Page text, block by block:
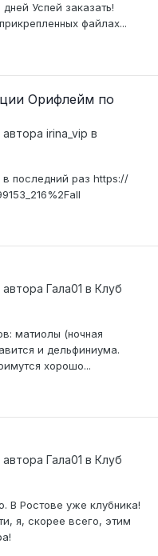
Успей заказать!
файлах...
Орифлейм по
irina_vip в
в последний раз https://
Гала01 в Клуб
матиолы (ночная
и дельфиниума.
хорошо...
Гала01 в Клуб
В Ростове уже клубника!
я, скорее всего, этим